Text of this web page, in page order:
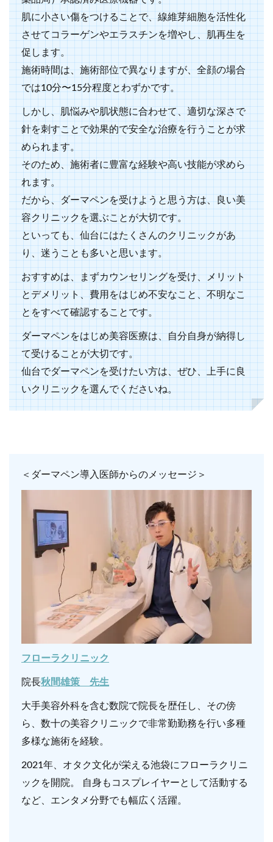
肌に小さい傷をつけることで、線維芽細胞を活性化
させてコラーゲンやエラスチンを増やし、肌再生を
促します。
施術時間は、施術部位で異なりますが、全顔の場合
では10分〜15分程度とわずかです。
しかし、肌悩みや肌状態に合わせて、適切な深さで
針を刺すことで効果的で安全な治療を行うことが求
められます。
そのため、施術者に豊富な経験や高い技能が求めら
れます。
だから、ダーマペンを受けようと思う方は、良い美
容クリニックを選ぶことが大切です。
といっても、仙台にはたくさんのクリニックがあ
り、迷うことも多いと思います。
おすすめは、まずカウンセリングを受け、メリット
とデメリット、費用をはじめ不安なこと、不明なこ
とをすべて確認することです。
ダーマペンをはじめ美容医療は、自分自身が納得し
て受けることが大切です。
仙台でダーマペンを受けたい方は、ぜひ、上手に良
いクリニックを選んでくださいね。
＜ダーマペン導入医師からのメッセージ＞
フローラクリニック
院長秋間雄策 先生
大手美容外科を含む数院で院長を歴任し、その傍
ら、数十の美容クリニックで非常勤勤務を行い多種
多様な施術を経験。
2021年、オタク文化が栄える池袋にフローラクリニ
ックを開院。 自身もコスプレイヤーとして活動する
など、エンタメ分野でも幅広く活躍。